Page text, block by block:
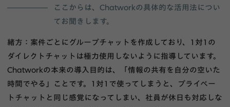
ここからは、Chatworkの具体的な活用法につい
てお聞きします。
緒方：案件ごとにグループチャットを作成しており、1対1の
ダイレクトチャットは極力使用しないように指導しています。
Chatworkの本来の導入目的は、「情報の共有を自分の空いた
時間でやる」ことです。1対1で使ってしまうと、プライベー
トチャットと同じ感覚になってしまい、社員が休日も対応しな